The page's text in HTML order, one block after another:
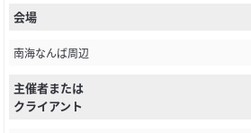
会場
南海なんば周辺
主催者または
クライアント